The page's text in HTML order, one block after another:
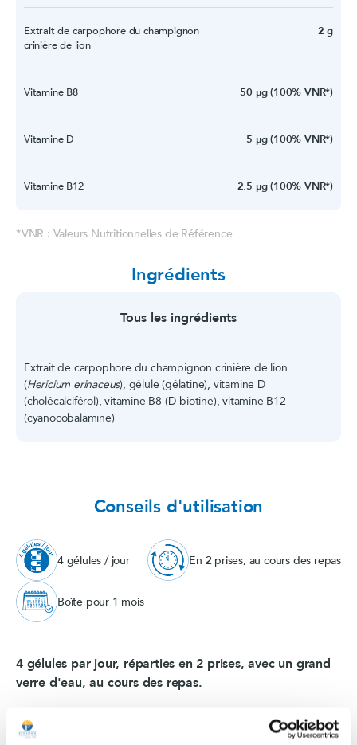
Extrait de carpophore du champignon
crinière de lion
2 g
Vitamine B8 50 µg (100% VNR*)
Vitamine D 5 µg (100% VNR*)
Vitamine B12 2.5 µg (100% VNR*)
*VNR : Valeurs Nutritionnelles de Référence
Ingrédients
Tous les ingrédients
Extrait de carpophore du champignon crinière de lion
(Hericium erinaceus), gélule (gélatine), vitamine D
(cholécalciférol), vitamine B8 (D-biotine), vitamine B12
(cyanocobalamine)
Conseils d'utilisation
4 gélules / jour En 2 prises, au cours des repas
Boîte pour 1 mois
4 gélules par jour, réparties en 2 prises, avec un grand
verre d'eau, au cours des repas.
Ne pas dépasser la dose journalière recommandée.
Tenir hors de portée des jeunes enfants.